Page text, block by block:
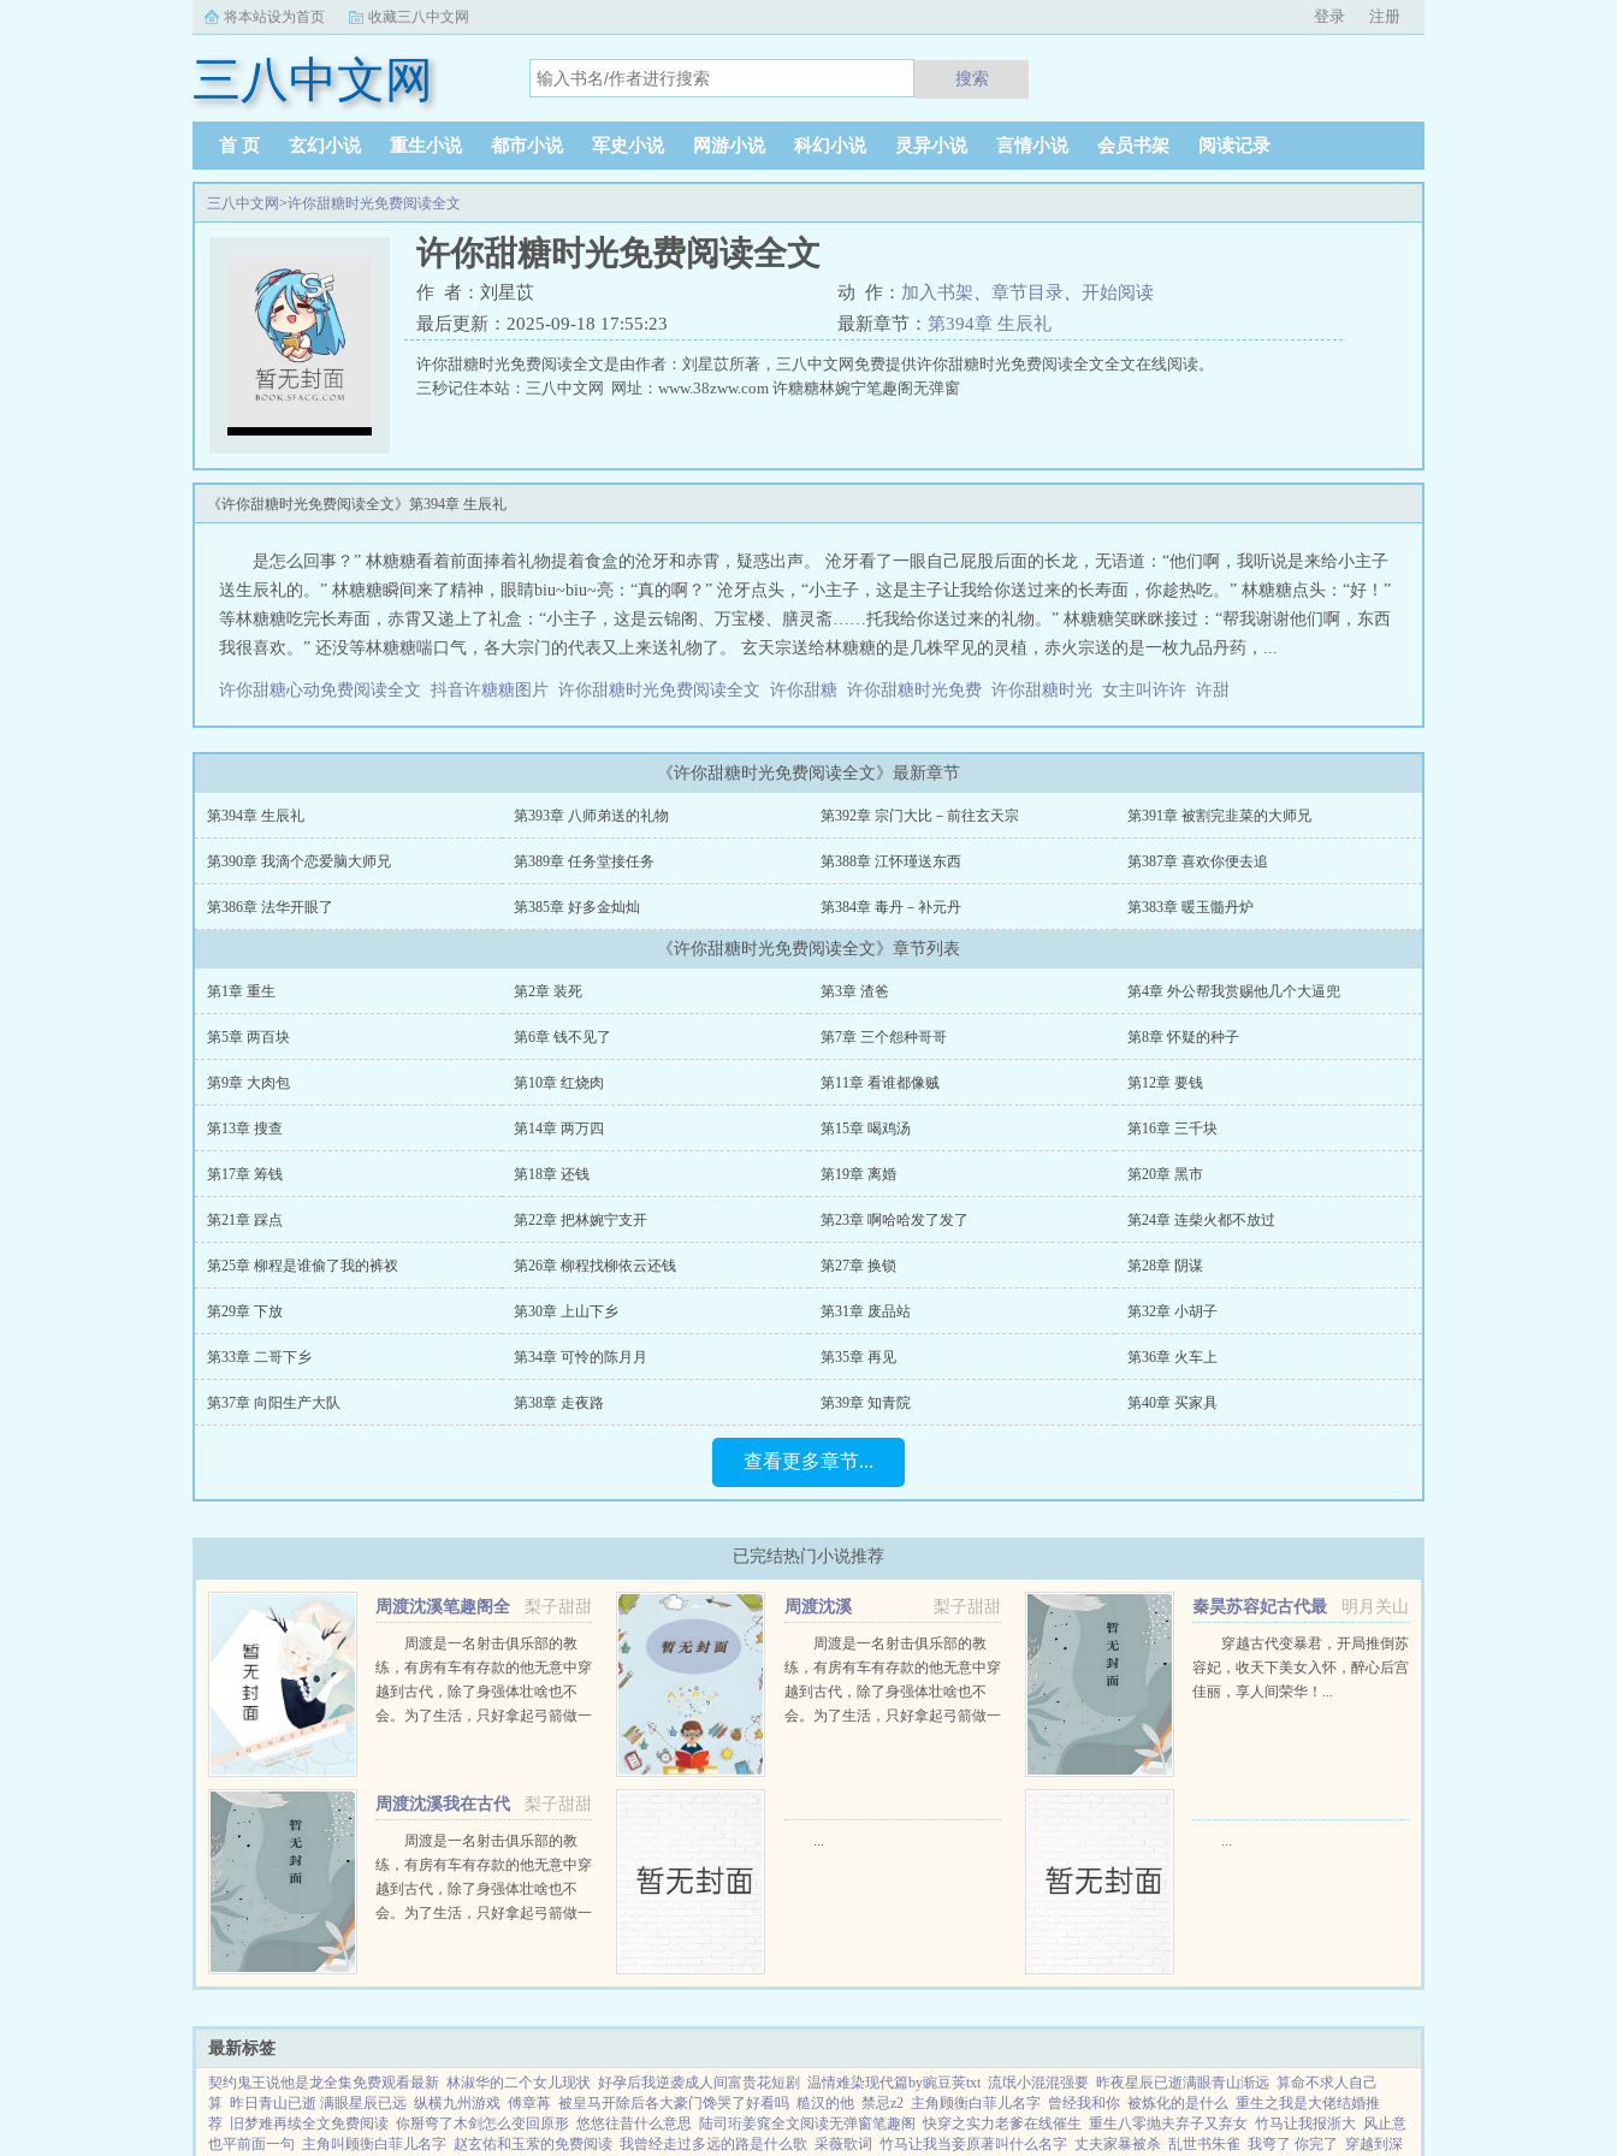
将本站设为首页 收藏三八中文网 登录 注册
三八中文网 搜索
首 页 玄幻小说 重生小说 都市小说 军史小说 网游小说 科幻小说 灵异小说 言情小说 会员书架 阅读记录
三八中文网>许你甜糖时光免费阅读全文
许你甜糖时光免费阅读全文
作 者：刘星苡 动 作： 加入书架 章节目录
开始阅读
最后更新：2025-09-18 17:55:23
最新章节： 第394章 生辰礼
许你甜糖时光免费阅读全文是由作者：刘星苡所著，三八中文网免费提供许你甜糖时光免费阅读全文全文在线阅读。
三秒记住本站：三八中文网 网址：www.38zww.com 许糖糖林婉宁笔趣阁无弹窗
《许你甜糖时光免费阅读全文》第394章 生辰礼
是怎么回事？” 林糖糖看着前面捧着礼物提着食盒的沧牙和赤霄，疑惑出声。 沧牙看了一眼自己屁股后面的长龙，无语道：“他们啊，我听说是来给小主子
送生辰礼的。” 林糖糖瞬间来了精神，眼睛biu~biu~亮：“真的啊？” 沧牙点头，“小主子，这是主子让我给你送过来的长寿面，你趁热吃。” 林糖糖点头：“好！”
等林糖糖吃完长寿面，赤霄又递上了礼盒：“小主子，这是云锦阁、万宝楼、膳灵斋……托我给你送过来的礼物。” 林糖糖笑眯眯接过：“帮我谢谢他们啊，东西
我很喜欢。” 还没等林糖糖喘口气，各大宗门的代表又上来送礼物了。 玄天宗送给林糖糖的是几株罕见的灵植，赤火宗送的是一枚九品丹药，...
许你甜糖心动免费阅读全文 抖音许糖糖图片 许你甜糖时光免费阅读全文 许你甜糖 许你甜糖时光免费 许你甜糖时光 女主叫许许 许甜
《许你甜糖时光免费阅读全文》最新章节
第394章 生辰礼 第393章 八师弟送的礼物 第392章 宗门大比－前往玄天宗 第391章 被割完韭菜的大师兄
第390章 我滴个恋爱脑大师兄 第389章 任务堂接任务 第388章 江怀瑾送东西 第387章 喜欢你便去追
第386章 法华开眼了 第385章 好多金灿灿 第384章 毒丹－补元丹 第383章 暖玉髓丹炉
《许你甜糖时光免费阅读全文》章节列表
第1章 重生 第2章 装死 第3章 渣爸 第4章 外公帮我赏赐他几个大逼兜
第5章 两百块 第6章 钱不见了 第7章 三个怨种哥哥 第8章 怀疑的种子
第9章 大肉包 第10章 红烧肉 第11章 看谁都像贼 第12章 要钱
第13章 搜查 第14章 两万四 第15章 喝鸡汤 第16章 三千块
第17章 筹钱 第18章 还钱 第19章 离婚 第20章 黑市
第21章 踩点 第22章 把林婉宁支开 第23章 啊哈哈发了发了 第24章 连柴火都不放过
第25章 柳程是谁偷了我的裤衩 第26章 柳程找柳依云还钱 第27章 换锁 第28章 阴谋
第29章 下放 第30章 上山下乡 第31章 废品站 第32章 小胡子
第33章 二哥下乡 第34章 可怜的陈月月 第35章 再见 第36章 火车上
第37章 向阳生产大队 第38章 走夜路 第39章 知青院 第40章 买家具
查看更多章节...
已完结热门小说推荐
梨子甜甜
周渡沈溪笔趣阁全
文免费阅读
周渡是一名射击俱乐部的教
练，有房有车有存款的他无意中穿
越到古代，除了身强体壮啥也不
会。为了生活，只好拿起弓箭做一
渡看着山下的寥寥炊烟，以及那...
梨子甜甜
周渡沈溪
周渡是一名射击俱乐部的教
练，有房有车有存款的他无意中穿
越到古代，除了身强体壮啥也不
会。为了生活，只好拿起弓箭做一
明月关山
秦昊苏容妃古代最
强昏君最新章节在线阅读
穿越古代变暴君，开局推倒苏
容妃，收天下美女入怀，醉心后宫
佳丽，享人间荣华！...
梨子甜甜
周渡沈溪我在古代
当猎户小说免费在线阅读
周渡是一名射击俱乐部的教
练，有房有车有存款的他无意中穿
越到古代，除了身强体壮啥也不
会。为了生活，只好拿起弓箭做一
只野兔，不会做（失望）第三天周
... ...
最新标签
契约鬼王说他是龙全集免费观看最新 林淑华的二个女儿现状 好孕后我逆袭成人间富贵花短剧 温情难染现代篇by豌豆荚txt 流氓小混混强要 昨夜星辰已逝满眼青山渐远 算命不求人自己
算 昨日青山已逝 满眼星辰已远 纵横九州游戏 傅章苒 被皇马开除后各大豪门馋哭了好看吗 糙汉的他 禁忌z2 主角顾衡白菲儿名字 曾经我和你 被炼化的是什么 重生之我是大佬结婚推
荐
旧梦难再续全文免费阅读 你掰弯了木剑怎么变回原形 悠悠往昔什么意思 陆司珩姜窕全文阅读无弹窗笔趣阁 快穿之实力老爹在线催生 重生八零抛夫弃子又弃女 竹马让我报浙大 风止意
也平前面一句 主角叫顾衡白菲儿名字 赵玄佑和玉萦的免费阅读 我曾经走过多远的路是什么歌 采薇歌词 竹马让我当妾原著叫什么名字 丈夫家暴被杀 乱世书朱雀 我弯了 你完了 穿越到深